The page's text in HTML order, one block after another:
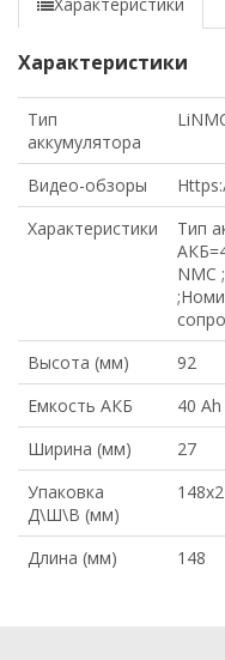
Характеристики
Тип
аккумулятора
Видео-обзоры
Характеристики
Тип
NMC
Высота (мм)
92
Емкость АКБ
40 Ah
Ширина (мм)
27
Упаковка
Д\Ш\В (мм)
Длина (мм) 148